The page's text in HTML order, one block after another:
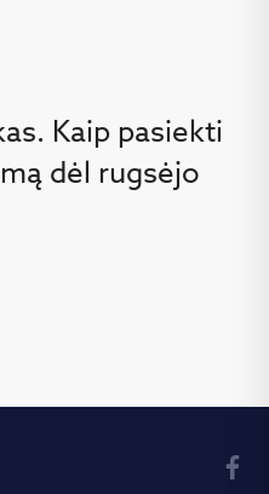
Kaip pasiekti
dėl rugsėjo